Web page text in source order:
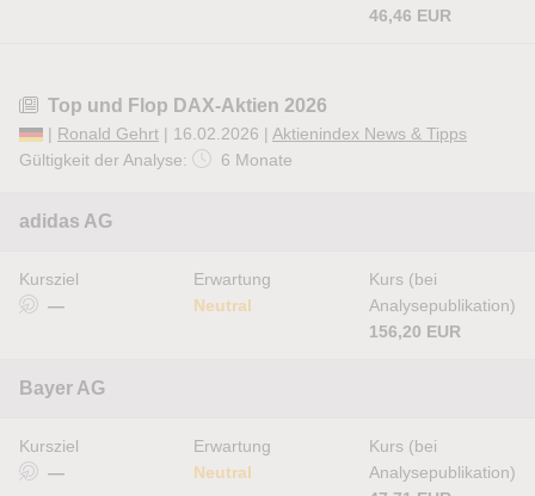
46,46 EUR
Top und Flop DAX-Aktien 2026
| Ronald Gehrt | 16.02.2026 | Aktienindex News & Tipps
Gültigkeit der Analyse:
6 Monate
adidas AG
Kursziel
—
Erwartung
Neutral
Kurs (bei
Analysepublikation)
156,20 EUR
Bayer AG
Kursziel
—
Erwartung
Neutral
Kurs (bei
Analysepublikation)